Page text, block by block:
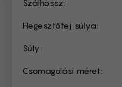
Dimensions
Szálhossz:
Hegesztőfej súlya:
Súly:
Csomagolási méret: